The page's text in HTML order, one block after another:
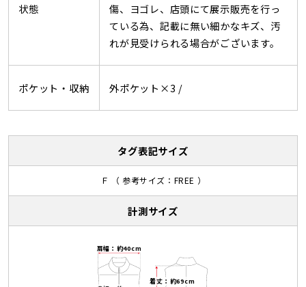
状態
傷、ヨゴレ、店頭にて展示販売を行っ
ている為、記載に無い細かなキズ、汚
れが見受けられる場合がございます。
ポケット・収納 外ポケット×3 /
タグ表記サイズ
Ｆ （ 参考サイズ：FREE ）
計測サイズ
肩幅：約40cm
着丈：約69cm